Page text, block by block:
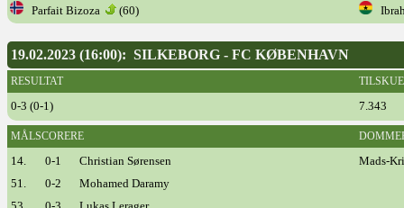
Parfait Bizoza
(60)
19.02.2023 (16:00): SILKEBORG - FC KØBENHAVN
RESULTAT
0-3 (0-1) 7.343
MÅLSCORERE
14. 0-1 Christian Sørensen
Mads-
51.
0-2
Mohamed Daramy